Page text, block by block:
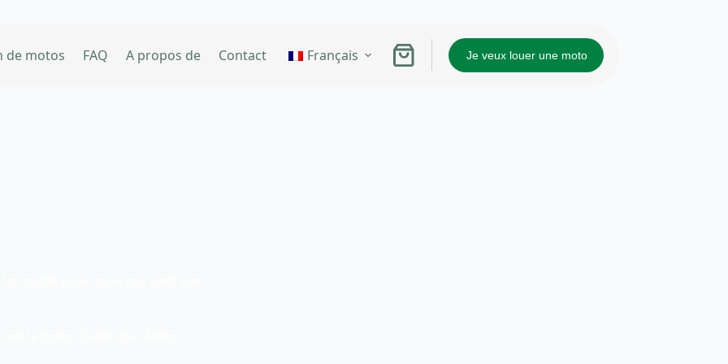
de motos FAQ A propos de Contact Français
Panier
Je veux louer une moto